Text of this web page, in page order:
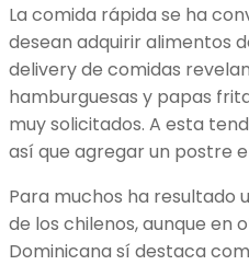
La comida rápida se ha
desean adquirir alimentos
delivery de comidas
hamburguesas y papas
muy solicitados. A esta
así que agregar un postre
Para muchos ha resultado
de los chilenos, aunque en
Dominicana sí destaca